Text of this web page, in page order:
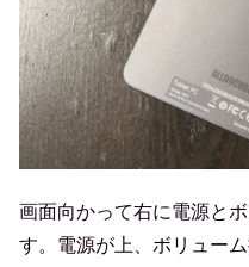
画面向かって右に電源と
す。電源が上、ボリュー